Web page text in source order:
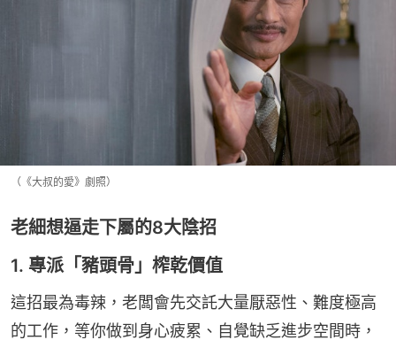
（《大叔的愛》劇照）
老細想逼走下屬的8大陰招
1. 專派「豬頭骨」榨乾價值
這招最為毒辣，老闆會先交託大量厭惡性、難度極高
的工作，等你做到身心疲累、自覺缺乏進步空間時，